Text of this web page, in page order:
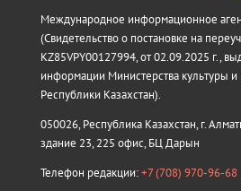
Международное информационное
(Свидетельство о постановке на
KZ85VPY00127994, от 02.09.2025 г.,
информации Министерства культуры
Республики Казахстан).
050026, Республика Казахстан, г.
здание 23, 225 офис, БЦ Дарын
Телефон редакции:+7 (708) 970-96-68